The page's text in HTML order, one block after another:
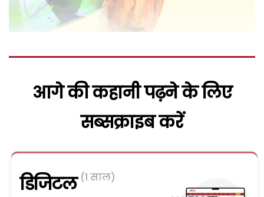
आगे की कहानी पढ़ने के लिए
सब्सक्राइब करें
डिजिटल (1 साल)